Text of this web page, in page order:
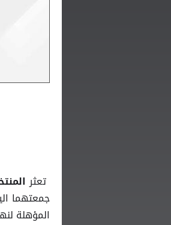
تعثر
جمعتهما
المؤهلة